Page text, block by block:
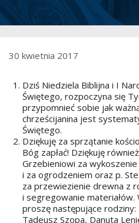
30 kwietnia 2017
Dziś Niedziela Biblijna i I
Świętego, rozpoczyna się
przypomnieć sobie jak
chrześcijanina jest
Świętego.
Dziękuję za sprzątanie
Bóg zapłać! Dziękuję
Grzebieniowi za wykoszenie
i za ogrodzeniem oraz p.
za przewiezienie drewna z
i segregowanie materiałów.
proszę następujące rodziny:
Tadeusz Szopa, Danuta